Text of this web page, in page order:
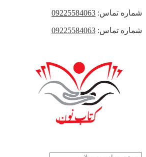
شماره تماس: 09225584063
شماره تماس: 09225584063